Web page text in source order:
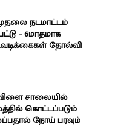
நடமாட்டம்
– 6மாதமாக
தோல்வி
சாலையில்
கொட்டப்படும்
நோய் பரவும்